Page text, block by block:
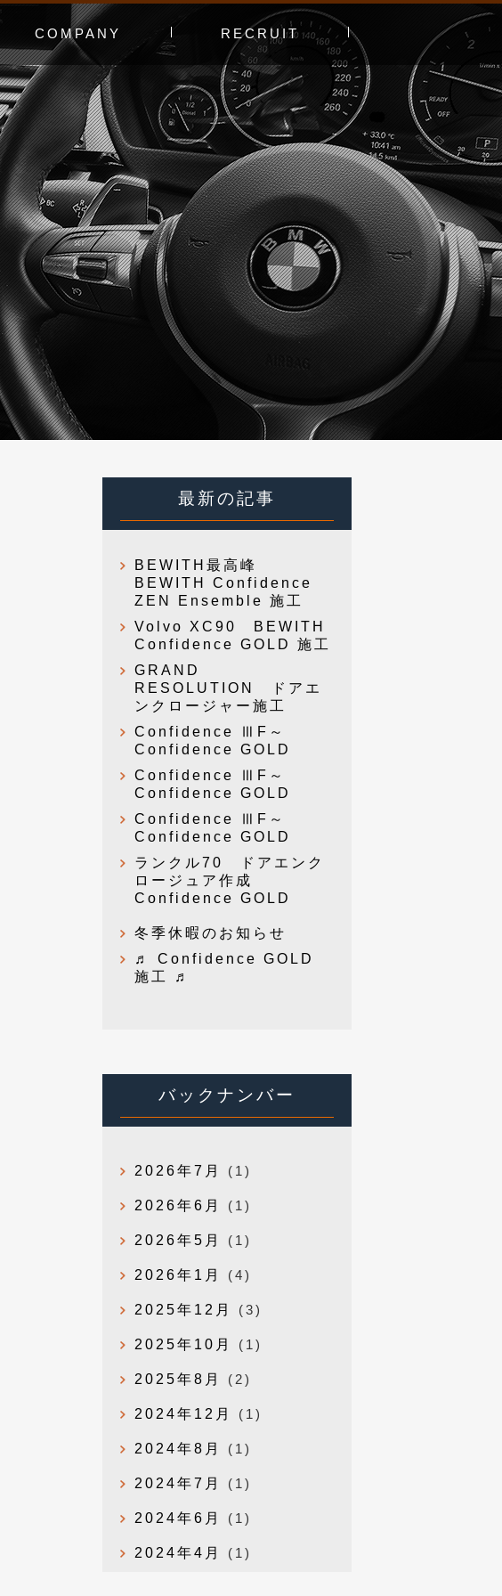
COMPANY
会社概要
スタッフ紹介
アクセスマップ
お問い合わせ
RECRUIT
エントリーフォーム
採用特集
最新の記事
BEWITH最高峰
BEWITH Confidence
ZEN Ensemble 施工
Volvo XC90 BEWITH
Confidence GOLD 施工
GRAND
RESOLUTION ドアエ
ンクロージャー施工
Confidence ⅢF～
Confidence GOLD
Confidence ⅢF～
Confidence GOLD
Confidence ⅢF～
Confidence GOLD
ランクル70 ドアエンク
ロージュア作成
Confidence GOLD
冬季休暇のお知らせ
♬ Confidence GOLD
施工 ♬
バックナンバー
2026年7月 (1)
2026年6月 (1)
2026年5月 (1)
2026年1月 (4)
2025年12月 (3)
2025年10月 (1)
2025年8月 (2)
2024年12月 (1)
2024年8月 (1)
2024年7月 (1)
2024年6月 (1)
2024年4月 (1)